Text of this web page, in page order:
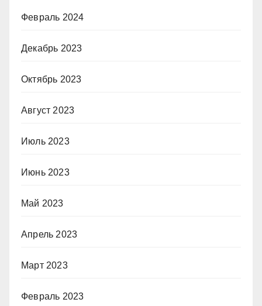
Февраль 2024
Декабрь 2023
Октябрь 2023
Август 2023
Июль 2023
Июнь 2023
Май 2023
Апрель 2023
Март 2023
Февраль 2023